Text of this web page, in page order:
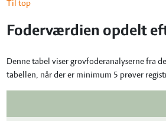
Til top
Foderværdien opdelt
Denne tabel viser grovfoderanalyserne fra
tabellen, når der er minimum 5 prøver